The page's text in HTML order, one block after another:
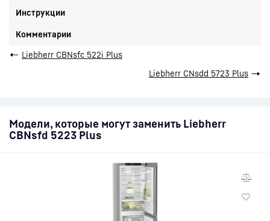
Инструкции
Комментарии
← Liebherr CBNsfc 522i Plus
Liebherr CNsdd 5723 Plus →
Модели, которые могут заменить Liebherr
CBNsfd 5223 Plus